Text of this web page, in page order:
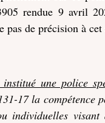
rendue 9 avril
de précision à
une police
17 la compétence
individuelles